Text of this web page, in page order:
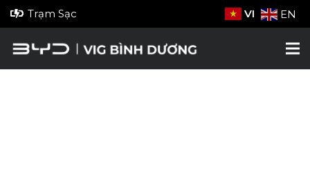
Trạm Sạc VI EN